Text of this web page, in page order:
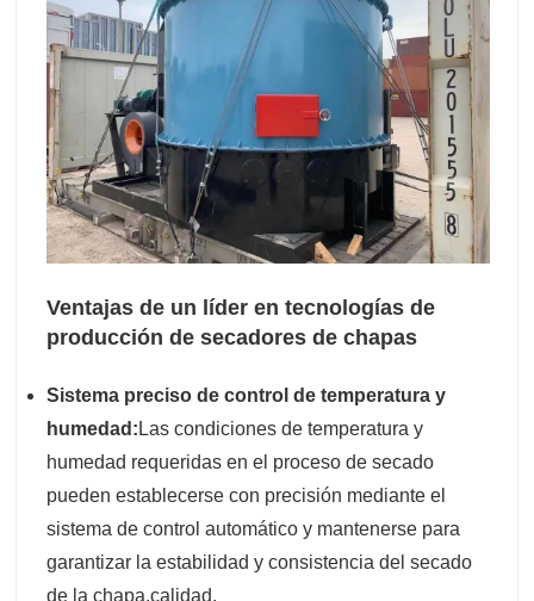
Ventajas de un líder en tecnologías de
producción de secadores de chapas
Sistema preciso de control de temperatura y
humedad: Las condiciones de temperatura y
humedad requeridas en el proceso de secado
pueden establecerse con precisión mediante el
sistema de control automático y mantenerse para
garantizar la estabilidad y consistencia del secado
de la chapa.calidad.